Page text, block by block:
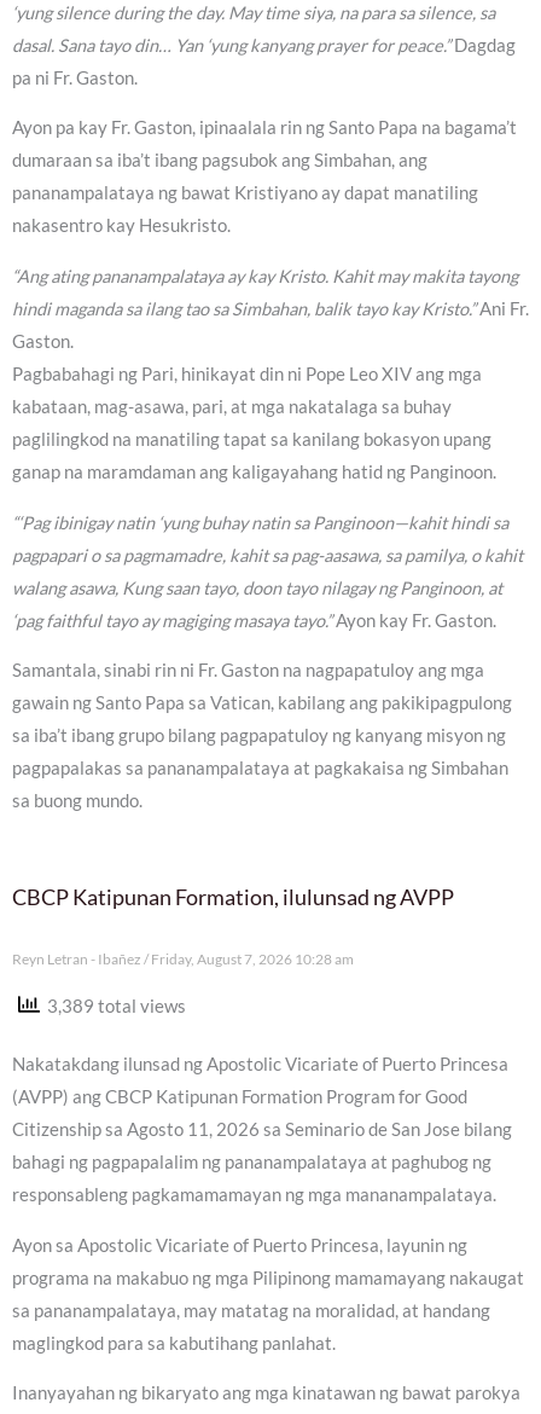
‘yung silence during the day. May time siya, na para sa silence, sa
dasal. Sana tayo din… Yan ‘yung kanyang prayer for peace.”Dagdag
pa ni Fr. Gaston.
Ayon pa kay Fr. Gaston, ipinaalala rin ng Santo Papa na bagama’t
dumaraan sa iba’t ibang pagsubok ang Simbahan, ang
pananampalataya ng bawat Kristiyano ay dapat manatiling
nakasentro kay Hesukristo.
“Ang ating pananampalataya ay kay Kristo. Kahit may makita tayong
hindi maganda sa ilang tao sa Simbahan, balik tayo kay Kristo.”Ani Fr.
Gaston.
Pagbabahagi ng Pari, hinikayat din ni Pope Leo XIV ang mga
kabataan, mag-asawa, pari, at mga nakatalaga sa buhay
paglilingkod na manatiling tapat sa kanilang bokasyon upang
ganap na maramdaman ang kaligayahang hatid ng Panginoon.
“‘Pag ibinigay natin ‘yung buhay natin sa Panginoon—kahit hindi sa
pagpapari o sa pagmamadre, kahit sa pag-aasawa, sa pamilya, o kahit
walang asawa, Kung saan tayo, doon tayo nilagay ng Panginoon, at
‘pag faithful tayo ay magiging masaya tayo.”Ayon kay Fr. Gaston.
Samantala, sinabi rin ni Fr. Gaston na nagpapatuloy ang mga
gawain ng Santo Papa sa Vatican, kabilang ang pakikipagpulong
sa iba’t ibang grupo bilang pagpapatuloy ng kanyang misyon ng
pagpapalakas sa pananampalataya at pagkakaisa ng Simbahan
sa buong mundo.
CBCP Katipunan Formation, ilulunsad ng AVPP
Reyn Letran - Ibañez Friday, August 7, 2026 10:28 am
3,389 total views
Nakatakdang ilunsad ng Apostolic Vicariate of Puerto Princesa
(AVPP) ang CBCP Katipunan Formation Program for Good
Citizenship sa Agosto 11, 2026 sa Seminario de San Jose bilang
bahagi ng pagpapalalim ng pananampalataya at paghubog ng
responsableng pagkamamamayan ng mga mananampalataya.
Ayon sa Apostolic Vicariate of Puerto Princesa, layunin ng
programa na makabuo ng mga Pilipinong mamamayang nakaugat
sa pananampalataya, may matatag na moralidad, at handang
maglingkod para sa kabutihang panlahat.
Inanyayahan ng bikaryato ang mga kinatawan ng bawat parokya